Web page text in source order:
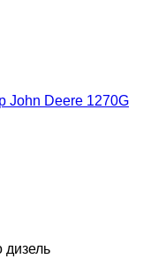
John Deere 1270G
дизель